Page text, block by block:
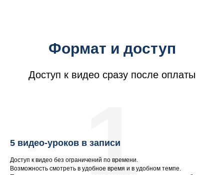
Формат и доступ
Доступ к видео сразу после оплаты
5 видео-уроков в записи
Доступ к видео без ограничений по времени.
Возможность смотреть в удобное время и в удобном темпе.
1